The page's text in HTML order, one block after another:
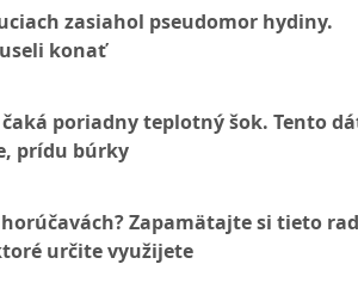
zasiahol pseudomor hydiny.
konať
poriadny teplotný šok. Tento
prídu búrky
Zapamätajte si tieto
určite využijete